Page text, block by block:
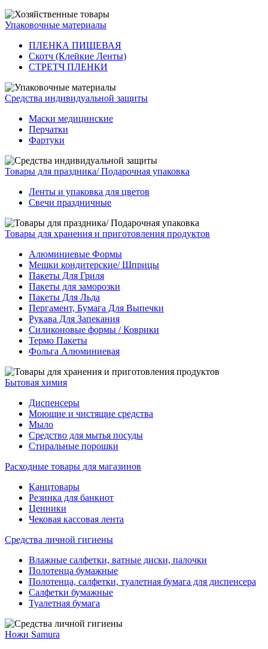
Упаковочные материалы
ПЛЕНКА ПИЩЕВАЯ
Скотч (Клейкие Ленты)
СТРЕТЧ ПЛЕНКИ
Средства индивидуальной защиты
Маски медицинские
Перчатки
Фартуки
Товары для праздника/ Подарочная упаковка
Ленты и упаковка для цветов
Свечи праздничные
Товары для хранения и приготовления продуктов
Алюминиевые Формы
Мешки кондитерские/ Шприцы
Пакеты Для Гриля
Пакеты для заморозки
Пакеты Для Льда
Пергамент, Бумага Для Выпечки
Рукава Для Запекания
Силиконовые формы / Коврики
Термо Пакеты
Фольга Алюминиевая
Бытовая химия
Диспенсеры
Моющие и чистящие средства
Мыло
Средство для мытья посуды
Стиральные порошки
Расходные товары для магазинов
Канцтовары
Резинка для банкнот
Ценники
Чековая кассовая лента
Средства личной гигиены
Влажные салфетки, ватные диски, палочки
Полотенца бумажные
Полотенца, салфетки, туалетная бумага для диспенсера
Салфетки бумажные
Туалетная бумага
Ножи Samura